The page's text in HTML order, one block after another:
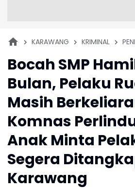
KARAWANG KRIMINAL
Bocah SMP
Bulan, Pelaku
Masih
Komnas
Anak Minta
Segera
Karawang